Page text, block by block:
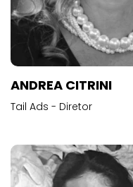
ANDREA CITRINI
Tail Ads - Diretor